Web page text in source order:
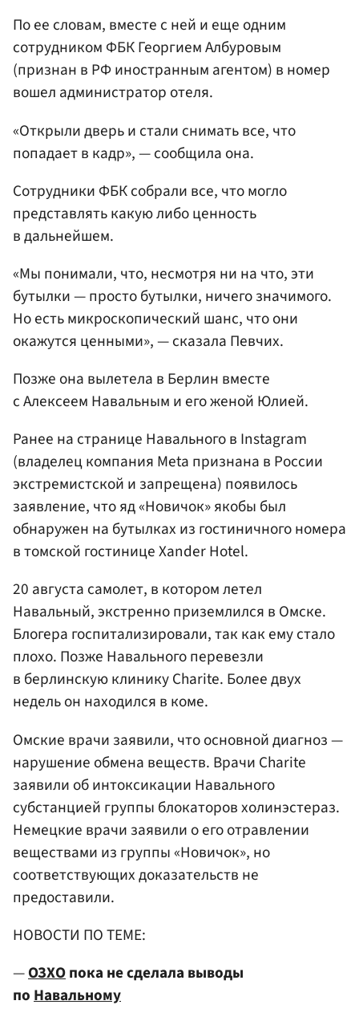
По ее словам, вместе с ней и еще одним
сотрудником ФБК Георгием Албуровым
(признан в РФ иностранным агентом) в номер
вошел администратор отеля.
«Открыли дверь и стали снимать все, что
попадает в кадр», — сообщила она.
Сотрудники ФБК собрали все, что могло
представлять какую либо ценность
в дальнейшем.
«Мы понимали, что, несмотря ни на что, эти
бутылки — просто бутылки, ничего значимого.
Но есть микроскопический шанс, что они
окажутся ценными», — сказала Певчих.
Позже она вылетела в Берлин вместе
с Алексеем Навальным и его женой Юлией.
Ранее на странице Навального в Instagram
(владелец компания Meta признана в России
экстремистской и запрещена) появилось
заявление, что яд «Новичок» якобы был
обнаружен на бутылках из гостиничного номера
в томской гостинице Xander Hotel.
20 августа самолет, в котором летел
Навальный, экстренно приземлился в Омске.
Блогера госпитализировали, так как ему стало
плохо. Позже Навального перевезли
в берлинскую клинику Charite. Более двух
недель он находился в коме.
Омские врачи заявили, что основной диагноз —
нарушение обмена веществ. Врачи Charite
заявили об интоксикации Навального
субстанцией группы блокаторов холинэстераз.
Немецкие врачи заявили о его отравлении
веществами из группы «Новичок», но
соответствующих доказательств не
предоставили.
НОВОСТИ ПО ТЕМЕ:
—ОЗХОпока не сделала выводы
поНавальному